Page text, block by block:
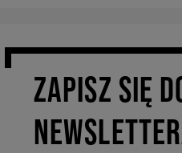
ZAPISZ SIĘ